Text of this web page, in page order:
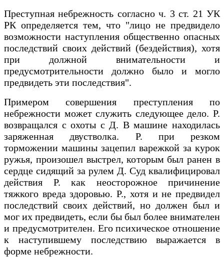
Преступная небрежность согласно ч. 3 ст. 21 УК
РК определяется тем, что "лицо не предвидело
возможности наступления общественно опасных
последствий своих действий (бездействия), хотя
при должной внимательности и
предусмотрительности должно было и могло
предвидеть эти последствия".
Примером совершения преступления по
небрежности может служить следующее дело. Р.
возвращался с охоты с Д. В машине находилась
заряженная двустволка. Р. при резком
торможении машины зацепил варежкой за курок
ружья, произошел выстрел, которым был ранен в
сердце сидящий за рулем Д. Суд квалифицировал
действия Р. как неосторожное причинение
тяжкого вреда здоровью. Р., хотя и не предвидел
последствий своих действий, но должен был и
мог их предвидеть, если бы был более внимателен
и предусмотрителен. Его психическое отношение
к наступившему последствию выражается в
форме небрежности.